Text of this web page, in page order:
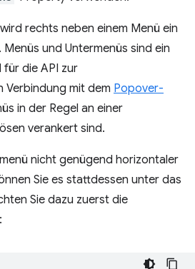
rechts neben einem Menü ein
und Untermenüs sind ein
die API zur
Verbindung mit dem Popover-
in der Regel an einer
verankert sind.
nicht genügend horizontaler
Sie es stattdessen unter das
Sie dazu zuerst die